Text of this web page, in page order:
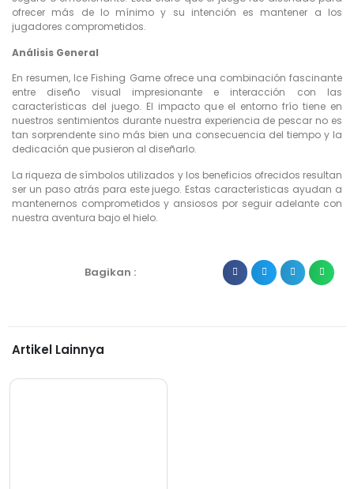
ofrecer más de lo mínimo y su intención es mantener a los
jugadores comprometidos.
Análisis General
En resumen, Ice Fishing Game ofrece una combinación fascinante
entre diseño visual impresionante e interacción con las
características del juego. El impacto que el entorno frío tiene en
nuestros sentimientos durante nuestra experiencia de pescar no es
tan sorprendente sino más bien una consecuencia del tiempo y la
dedicación que pusieron al diseñarlo.
La riqueza de símbolos utilizados y los beneficios ofrecidos resultan
ser un paso atrás para este juego. Estas características ayudan a
mantenernos comprometidos y ansiosos por seguir adelante con
nuestra aventura bajo el hielo.
Bagikan :
Artikel Lainnya